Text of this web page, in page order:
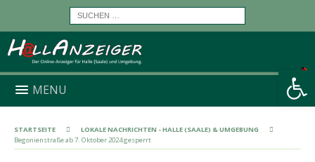
Werkzeugleiste öffnen
MENU
STARTSEITE
LOKALE NACHRICHTEN - HALLE (SAALE) & UMGEBUNG
Begonienstraße ab 7. Oktober 2024 gesperrt